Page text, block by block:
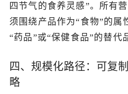
四节气的食养灵感”。所有
须围绕产品作为“食物”的属
“药品”或“保健食品”的替代
四、规模化路径：可复
略